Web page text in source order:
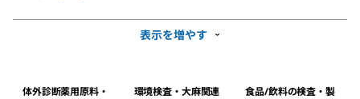
表示を増やす
体外診断薬用原料・
環境検査・大麻関連
食品/飲料の検査・製